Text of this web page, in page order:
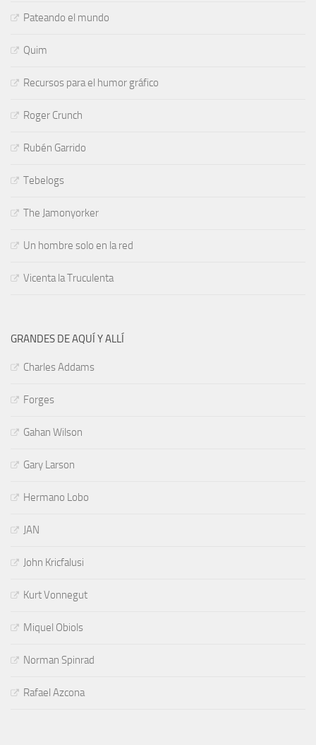
Pateando el mundo
Quim
Recursos para el humor gráfico
Roger Crunch
Rubén Garrido
Tebelogs
The Jamonyorker
Un hombre solo en la red
Vicenta la Truculenta
GRANDES DE AQUÍ Y ALLÍ
Charles Addams
Forges
Gahan Wilson
Gary Larson
Hermano Lobo
JAN
John Kricfalusi
Kurt Vonnegut
Miquel Obiols
Norman Spinrad
Rafael Azcona